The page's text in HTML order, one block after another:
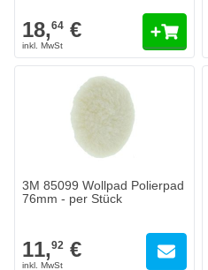
18,64 €
3M 85099 Wollpad Polierpad
76mm - per Stück
11,92 €